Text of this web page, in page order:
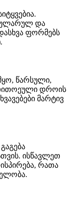
და
ფორმებს
წარსული,
დროის
მარტივ
ისწავლეთ
რათა